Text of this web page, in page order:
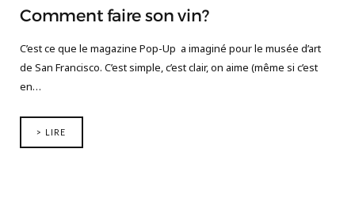
Comment faire son vin?
C’est ce que le magazine Pop-Up a imaginé pour le musée d’art
de San Francisco. C’est simple, c’est clair, on aime (même si c’est
en…
> LIRE